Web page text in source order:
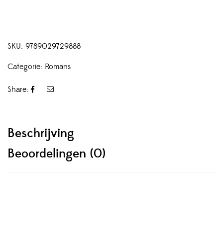
SKU: 9789029729888
Categorie: Romans
Share:
Beschrijving
Beoordelingen (0)